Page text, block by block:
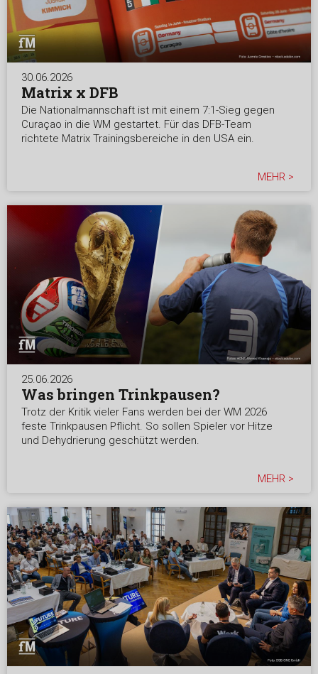
30.06.2026
Matrix x DFB
Die Nationalmannschaft ist mit einem 7:1-Sieg gegen
Curaçao in die WM gestartet. Für das DFB-Team
richtete Matrix Trainingsbereiche in den USA ein.
MEHR >
25.06.2026
Was bringen Trinkpausen?
Trotz der Kritik vieler Fans werden bei der WM 2026
feste Trinkpausen Pflicht. So sollen Spieler vor Hitze
und Dehydrierung geschützt werden.
MEHR >